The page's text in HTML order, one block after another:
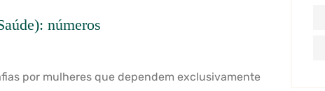
números
por mulheres que dependem exclusivamente